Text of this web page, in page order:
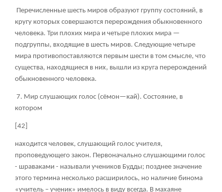
Перечисленные шесть миров образуют группу состояний, в
кругу которых совершаются перерождения обыкновенного
человека. Три плохих мира и четыре плохих мира —
подгруппы, входящие в шесть миров. Следующие четыре
мира противопоставляются первым шести в том смысле, что
существа, находящиеся в них, вышли из круга перерождений
обыкновенного человека.
7. Мир слушающих голос (сёмон—кай). Состояние, в
котором
[42]
находится человек, слушающий голос учителя,
проповедующего закон. Первоначально слушающими голос
- шраваками - называли учеников Будды; позднее значение
этого термина несколько расширилось, но наличие бинома
«учитель – ученик» имелось в виду всегда. В махаяне